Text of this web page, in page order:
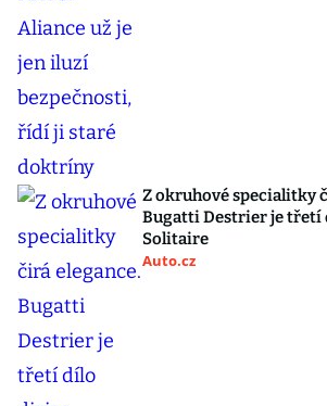
Z okruhové specialitky
Bugatti Destrier je třetí
Solitaire
Auto.cz